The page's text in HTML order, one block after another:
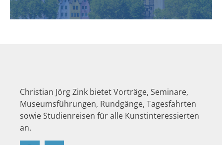
Christian Jörg Zink bietet Vorträge, Seminare,
Museumsführungen, Rundgänge, Tagesfahrten
sowie Studienreisen für alle Kunstinteressierten
an.